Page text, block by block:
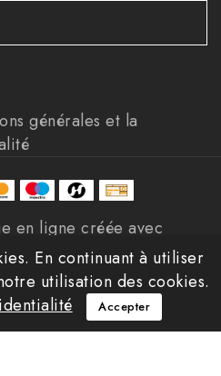
générales et la
En continuant à utiliser
utilisation des cookies.
Accepter
en ligne créée avec